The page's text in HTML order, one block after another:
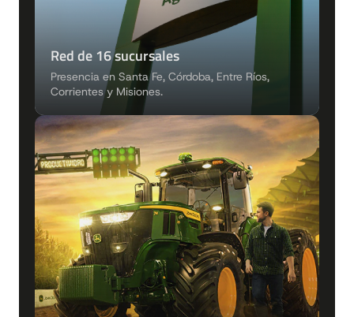
Red de 16 sucursales
Presencia en Santa Fe, Córdoba, Entre Ríos,
Corrientes y Misiones.